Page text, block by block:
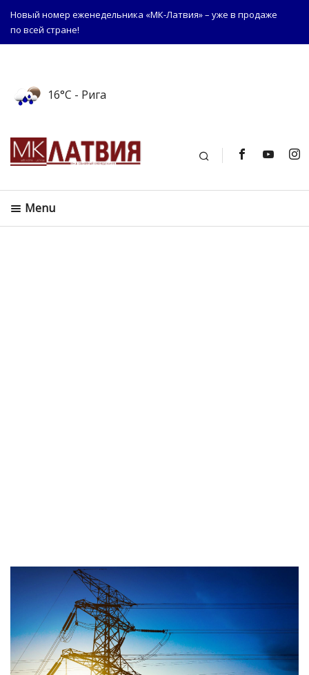
Новый номер еженедельника «МК-Латвия» – уже в продаже
по всей стране!
16°C - Рига
Поиск
Menu